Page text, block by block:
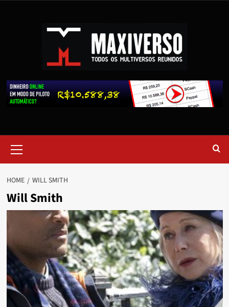
HOME WILL SMITH
Will Smith